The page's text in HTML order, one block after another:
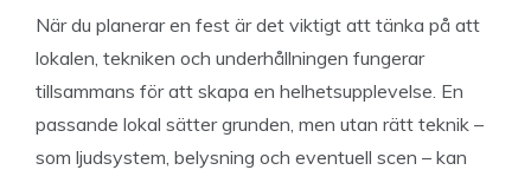
När du planerar en fest är det viktigt att tänka på att
lokalen, tekniken och underhållningen fungerar
tillsammans för att skapa en helhetsupplevelse. En
passande lokal sätter grunden, men utan rätt teknik –
som ljudsystem, belysning och eventuell scen – kan